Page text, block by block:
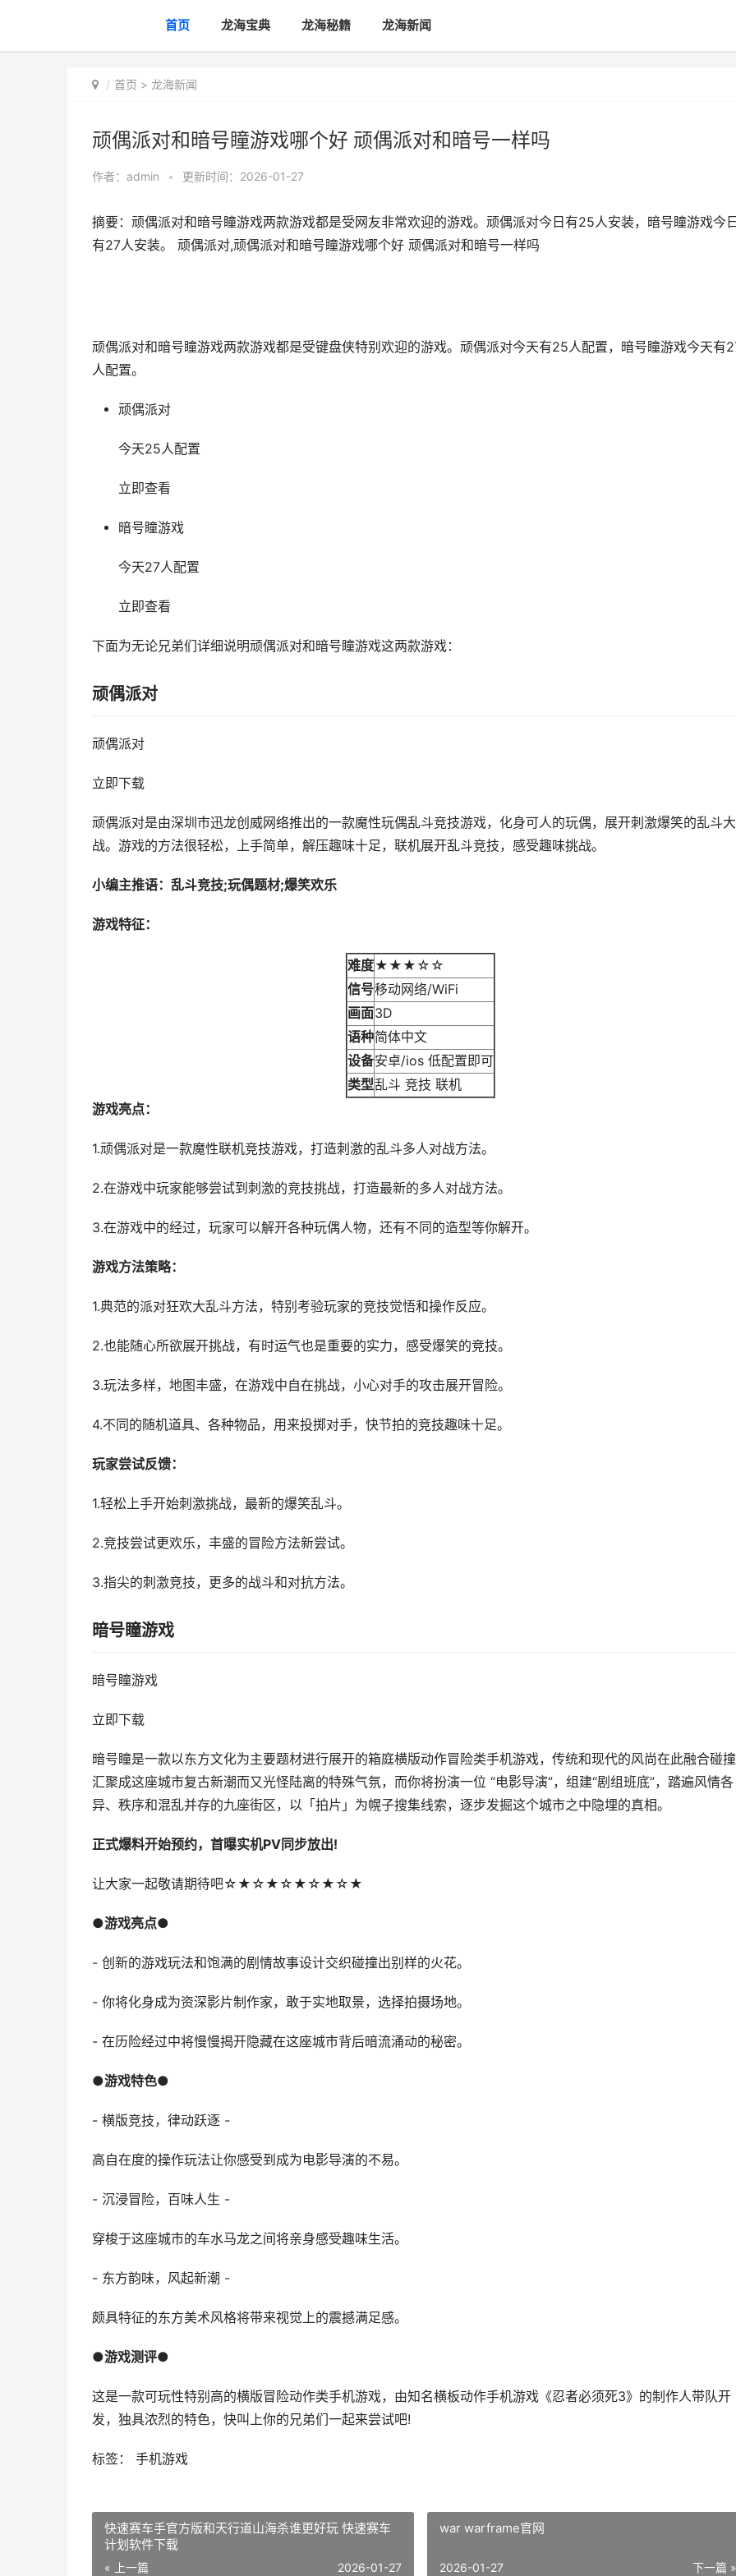
首页 龙海宝典 龙海秘籍 龙海新闻
首页 > 龙海新闻
顽偶派对和暗号瞳游戏哪个好 顽偶派对和暗号一样吗
作者： admin • 更新时间：2026-01-27
摘要：顽偶派对和暗号瞳游戏两款游戏都是受网友非常欢迎的游戏。顽偶派对今日有25人安装，暗号瞳游戏今
有27人安装。 顽偶派对,顽偶派对和暗号瞳游戏哪个好 顽偶派对和暗号一样吗
顽偶派对和暗号瞳游戏两款游戏都是受键盘侠特别欢迎的游戏。顽偶派对今天有25人配置，暗号瞳游戏今天有
人配置。
顽偶派对
今天25人配置
立即查看
暗号瞳游戏
今天27人配置
立即查看
下面为无论兄弟们详细说明顽偶派对和暗号瞳游戏这两款游戏：
顽偶派对
顽偶派对
立即下载
顽偶派对是由深圳市迅龙创威网络推出的一款魔性玩偶乱斗竞技游戏，化身可人的玩偶，展开刺激爆笑的乱斗
战。游戏的方法很轻松，上手简单，解压趣味十足，联机展开乱斗竞技，感受趣味挑战。
小编主推语：乱斗竞技;玩偶题材;爆笑欢乐
游戏特征：
难度★★★☆☆
信号移动网络/WiFi
画面3D
语种简体中文
设备安卓/ios 低配置即可
类型乱斗 竞技 联机
游戏亮点：
1.顽偶派对是一款魔性联机竞技游戏，打造刺激的乱斗多人对战方法。
2.在游戏中玩家能够尝试到刺激的竞技挑战，打造最新的多人对战方法。
3.在游戏中的经过，玩家可以解开各种玩偶人物，还有不同的造型等你解开。
游戏方法策略：
1.典范的派对狂欢大乱斗方法，特别考验玩家的竞技觉悟和操作反应。
2.也能随心所欲展开挑战，有时运气也是重要的实力，感受爆笑的竞技。
3.玩法多样，地图丰盛，在游戏中自在挑战，小心对手的攻击展开冒险。
4.不同的随机道具、各种物品，用来投掷对手，快节拍的竞技趣味十足。
玩家尝试反馈：
1.轻松上手开始刺激挑战，最新的爆笑乱斗。
2.竞技尝试更欢乐，丰盛的冒险方法新尝试。
3.指尖的刺激竞技，更多的战斗和对抗方法。
暗号瞳游戏
暗号瞳游戏
立即下载
暗号瞳是一款以东方文化为主要题材进行展开的箱庭横版动作冒险类手机游戏，传统和现代的风尚在此融合碰
汇聚成这座城市复古新潮而又光怪陆离的特殊气氛，而你将扮演一位 “电影导演”，组建“剧组班底”，踏遍风情各
异、秩序和混乱并存的九座街区，以「拍片」为幌子搜集线索，逐步发掘这个城市之中隐埋的真相。
正式爆料开始预约，首曝实机PV同步放出!
让大家一起敬请期待吧☆★☆★☆★☆★☆★
●游戏亮点●
- 创新的游戏玩法和饱满的剧情故事设计交织碰撞出别样的火花。
- 你将化身成为资深影片制作家，敢于实地取景，选择拍摄场地。
- 在历险经过中将慢慢揭开隐藏在这座城市背后暗流涌动的秘密。
●游戏特色●
- 横版竞技，律动跃逐 -
高自在度的操作玩法让你感受到成为电影导演的不易。
- 沉浸冒险，百味人生 -
穿梭于这座城市的车水马龙之间将亲身感受趣味生活。
- 东方韵味，风起新潮 -
颇具特征的东方美术风格将带来视觉上的震撼满足感。
●游戏测评●
这是一款可玩性特别高的横版冒险动作类手机游戏，由知名横板动作手机游戏《忍者必须死3》的制作人带队开
发，独具浓烈的特色，快叫上你的兄弟们一起来尝试吧!
标签： 手机游戏
快速赛车手官方版和天行道山海杀谁更好玩 快速赛车
计划软件下载
« 上一篇 2026-01-27
war warframe官网
下一篇 »
2026-01-27